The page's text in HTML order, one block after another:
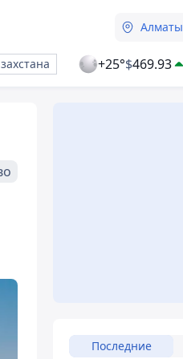
Алматы
+25°$469.93
Последние